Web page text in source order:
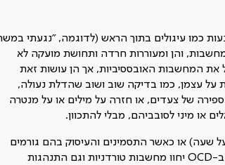
כמו עיגולים בתוך הראש (לדוגמה, "נגעתי
והן ומעוררות חרדה ותחושת מועקה לא
את המחשבות האובססיביות, אך הן עושות זאת
על עצמן, כמו בדיקה שוב ושוב שהדלת נעולה,
ספירה של צעדים, או חזרה על מילים או על מנטרה
או מיני לסובביהם, מבלי להתכוון.
שעה) או כאשר התסמינים והעיסוק בהם גורמים
למצוקה משמעותית – מאובחנת הפרעה טורדנית כפייתית (OCD). רוב האנשים הלוקים ב-OCD יחוו מחשבות טורדניות וגם התנהגות